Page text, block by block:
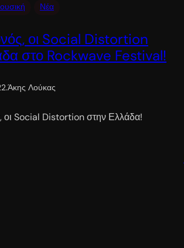
Νέα
οι Social Distortion
στο Rockwave Festival!
.Άκης Λούκας
οι Social Distortion στην Ελλάδα!